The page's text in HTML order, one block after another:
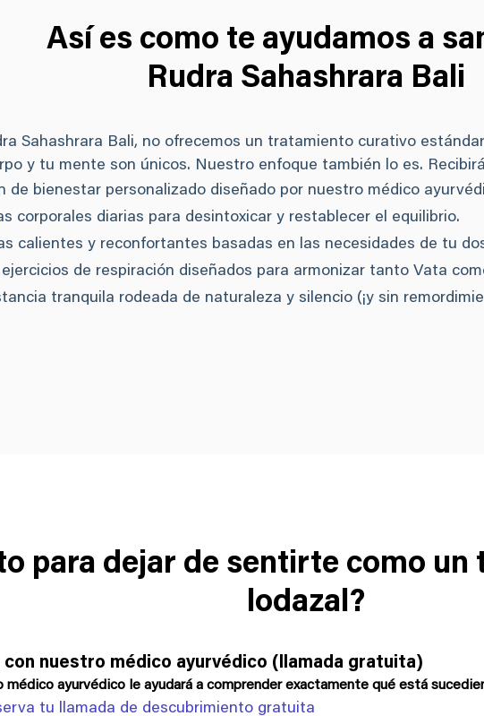
Así es como te ayudamos a
Rudra Sahashrara Bali
Sahashrara Bali, no ofrecemos un tratamiento curativo
y tu mente son únicos. Nuestro enfoque también lo es.
de bienestar personalizado diseñado por nuestro médico
corporales diarias para desintoxicar y restablecer el equilibrio.
calientes y reconfortantes basadas en las necesidades de tu
ejercicios de respiración diseñados para armonizar tanto Vata
tranquila rodeada de naturaleza y silencio (¡y sin
para dejar de sentirte como un
lodazal?
con nuestro médico ayurvédico (llamada gratuita)
médico ayurvédico le ayudará a comprender exactamente qué está
tu llamada de descubrimiento gratuita